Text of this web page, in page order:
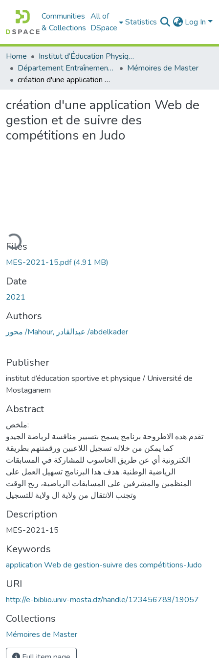
Communities
& Collections
All of
DSpace
Statistics Log In
Home
Institut d’Éducation Physique et Sportive
Département Entraînement Sportif (ES)
Mémoires de Master
création d'une application Web de gestion et de suivre des compétitions en Judo
création d'une application Web de
gestion et de suivre des
compétitions en Judo
Files
MES-2021-15.pdf(4.91 MB)
Date
2021
Authors
محور /Mahour, عبدالقادر /abdelkader
Publisher
institut d’éducation sportive et physique / Université de
Mostaganem
Abstract
ملخص:
تقدم هده الاطروحة برنامج يسمح بتسيير منافسة لرياضة الجيدو
كما يمكن من خلاله تسجيل اللاعبين ورقمتنهم بطريقة
الكترونية أي عن طريق الحاسوب للمشاركة في المسابقات
الرياضية الوطنية. هدف هدا البرنامج تسهيل العمل على
المنظمين والمشرفين على المسابقات الرياضية، ربح الوقت
وتجنب الانتقال من ولاية ال ولاية للتسجيل
Description
MES-2021-15
Keywords
application Web de gestion-suivre des compétitions-Judo
URI
http://e-biblio.univ-mosta.dz/handle/123456789/19057
Collections
Mémoires de Master